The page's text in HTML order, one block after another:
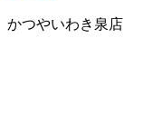
かつやいわき泉店